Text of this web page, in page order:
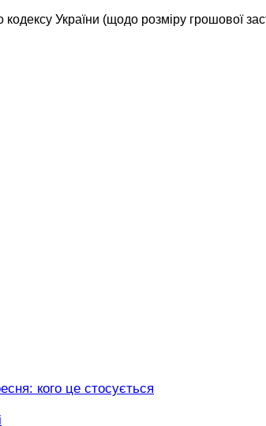
України (щодо розміру грошової
кого це стосується